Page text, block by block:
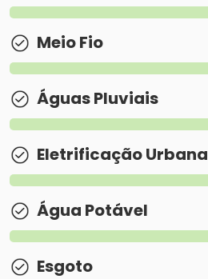
Meio Fio
Águas Pluviais
Eletrificação Urbana
Água Potável
Esgoto